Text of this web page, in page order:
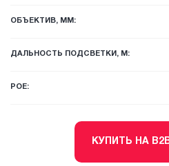
ОБЪЕКТИВ, ММ:
ДАЛЬНОСТЬ ПОДСВЕТКИ, М:
POE:
КУПИТЬ НА